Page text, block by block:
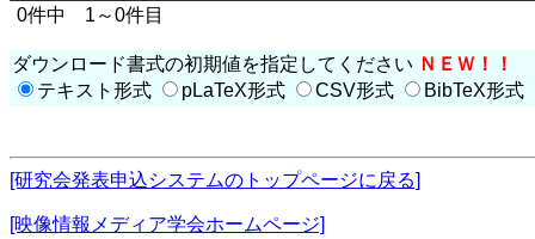
0件中 1～0件目
ダウンロード書式の初期値を指定してください ＮＥＷ！！
テキスト形式
pLaTeX形式 CSV形式 BibTeX形式
[研究会発表申込システムのトップページに戻る]
[映像情報メディア学会ホームページ]